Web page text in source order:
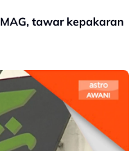
tawar kepakaran